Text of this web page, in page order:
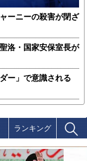
ーニーの殺害が閉ざ
洛・国家安保室長が
ー」で意識される
ランキング